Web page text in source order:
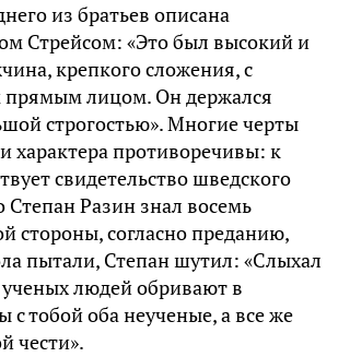
из братьев описана
Стрейсом: «Это был высокий и
крепкого сложения, с
лицом. Он держался
строгостью». Многие черты
характера противоречивы: к
свидетельство шведского
Степан Разин знал восемь
стороны, согласно преданию,
пытали, Степан шутил: «Слыхал
ученых людей обривают в
тобой оба неученые, а все же
чести».